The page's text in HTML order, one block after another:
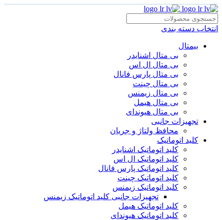
انتخاب دسته بندی
بیمتال
بی متال اشنایدر
بی متال ال اس
بی متال پارس فانال
بی متال چینت
بی متال زیمنس
بی متال هیمل
بی متال هیوندای
تجهیزات جانبی
محافظ ولتاژ و‌ جریان
کلید اتوماتیک
کلید اتوماتیک اشنایدر
کلید اتوماتیک ال اس
کلید اتوماتیک پارس فانال
کلید اتوماتیک چینت
کلید اتوماتیک زیمنس
تجهیزات جانبی کلید اتوماتیک زیمنس
کلید اتوماتیک هیمل
کلید اتوماتیک هیوندای